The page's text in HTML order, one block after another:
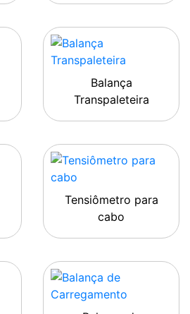
Balança
Transpaleteira
Tensiômetro para
cabo